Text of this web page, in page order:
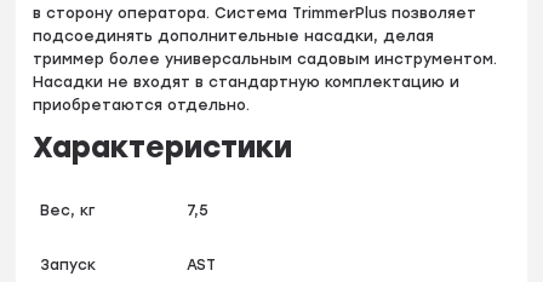
в сторону оператора. Система TrimmerPlus позволяет
подсоединять дополнительные насадки, делая
триммер более универсальным садовым инструментом.
Насадки не входят в стандартную комплектацию и
приобретаются отдельно.
Характеристики
Вес, кг 7,5
Запуск AST